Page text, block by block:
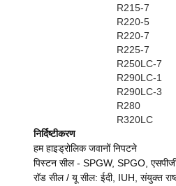
R215-7
R220-5
R220-7
R225-7
R250LC-7
R290LC-1
R290LC-3
R280
R320LC
निर्दिष्टीकरण
हम हाइड्रोलिक जवानों निपटने
पिस्टन सील - SPGW, SPGO,
रॉड सील / यू सील: ईदी, IUH, संयुक्त